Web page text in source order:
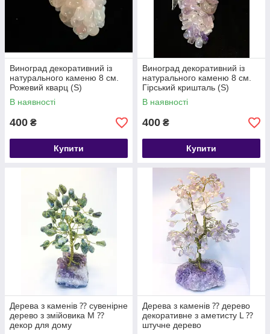
Виноград декоративний із
натурального каменю 8 см.
Рожевий кварц (S)
В наявності
400 ₴
Купити
Виноград декоративний із
натурального каменю 8 см.
Гірський кришталь (S)
В наявності
400 ₴
Купити
Дерева з каменів ⁇ сувенірне
дерево з змійовика М ⁇
декор для дому
Дерева з каменів ⁇ дерево
декоративне з аметисту L ⁇
штучне дерево